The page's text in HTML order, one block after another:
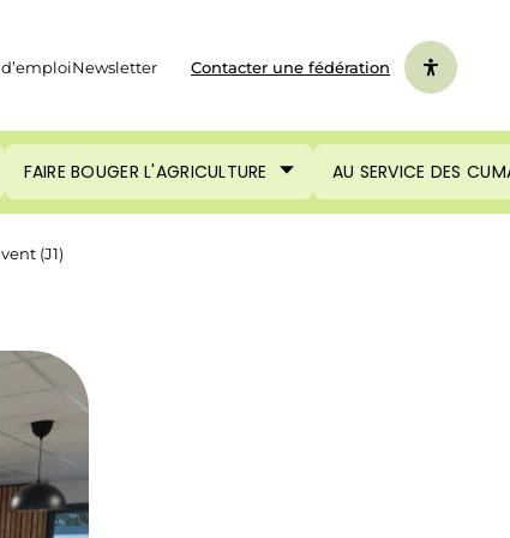
Newsletter Contacter une fédération
FAIRE BOUGER L'AGRICULTURE AU SERVICE DES
(J1)